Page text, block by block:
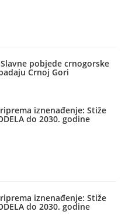
pobjede crnogorske
Crnoj Gori
iznenađenje: Stiže
do 2030. godine
iznenađenje: Stiže
do 2030. godine